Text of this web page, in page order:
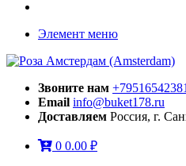
Элемент меню
Звоните нам +79516542381
Email info@buket178.ru
Доставляем Россия, г.
0 0.00 ₽